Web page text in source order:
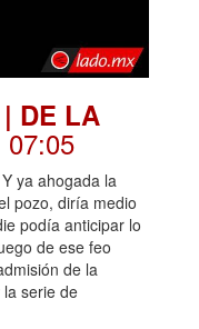
DE LA
07:05
ya ahogada la
pozo, diría medio
podía anticipar lo
de ese feo
de la
serie de